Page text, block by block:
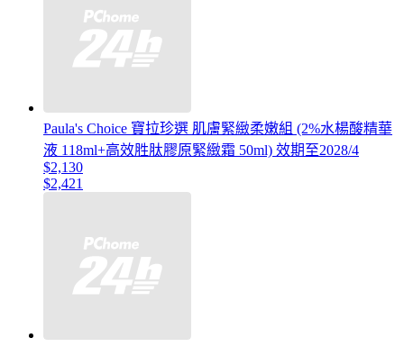
Paula's Choice 寶拉珍選 肌膚緊緻柔嫩組 (2%水楊酸精華
液 118ml+高效胜肽膠原緊緻霜 50ml) 效期至2028/4
$2,130
$2,421